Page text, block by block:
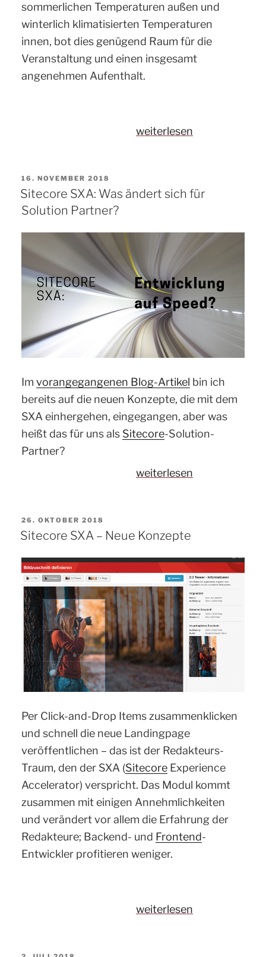
sommerlichen Temperaturen außen und
winterlich klimatisierten Temperaturen
innen, bot dies genügend Raum für die
Veranstaltung und einen insgesamt
angenehmen Aufenthalt.
„Rückblick
Symposium
in
Orlando“
weiterlesen
VERÖFFENTLICHT
AM
16. NOVEMBER 2018
Sitecore SXA: Was ändert sich für
Solution Partner?
Im vorangegangenen Blog-Artikel bin ich
bereits auf die neuen Konzepte, die mit dem
SXA einhergehen, eingegangen, aber was
heißt das für uns als Sitecore-Solution-
Partner?
„Sitecore
sich
für
Solution
Partner?“
weiterlesen
VERÖFFENTLICHT
AM
26. OKTOBER 2018
Sitecore SXA – Neue Konzepte
Per Click-and-Drop Items zusammenklicken
und schnell die neue Landingpage
veröffentlichen – das ist der Redakteurs-
Traum, den der SXA (Sitecore Experience
Accelerator) verspricht. Das Modul kommt
zusammen mit einigen Annehmlichkeiten
und verändert vor allem die Erfahrung der
Redakteure; Backend- und Frontend-
Entwickler profitieren weniger.
„Sitecore
weiterlesen